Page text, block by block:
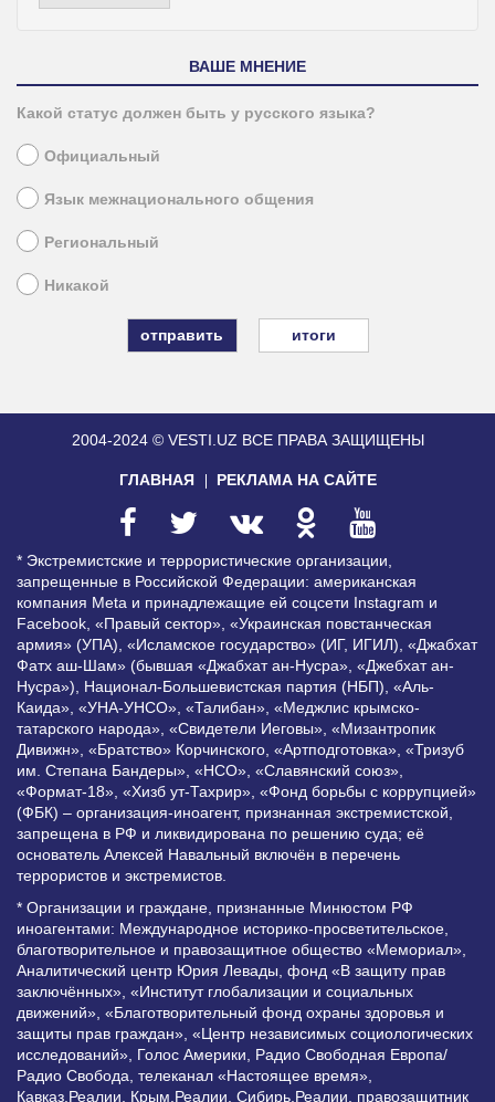
ВАШЕ МНЕНИЕ
Какой статус должен быть у русского языка?
Официальный
Язык межнационального общения
Региональный
Никакой
итоги
2004-2024 © VESTI.UZ ВСЕ ПРАВА ЗАЩИЩЕНЫ
ГЛАВНАЯ РЕКЛАМА НА САЙТЕ
* Экстремистские и террористические организации,
запрещенные в Российской Федерации: американская
компания Meta и принадлежащие ей соцсети Instagram и
Facebook, «Правый сектор», «Украинская повстанческая
армия» (УПА), «Исламское государство» (ИГ, ИГИЛ), «Джабхат
Фатх аш-Шам» (бывшая «Джабхат ан-Нусра», «Джебхат ан-
Нусра»), Национал-Большевистская партия (НБП), «Аль-
Каида», «УНА-УНСО», «Талибан», «Меджлис крымско-
татарского народа», «Свидетели Иеговы», «Мизантропик
Дивижн», «Братство» Корчинского, «Артподготовка», «Тризуб
им. Степана Бандеры», «НСО», «Славянский союз»,
«Формат-18», «Хизб ут-Тахрир», «Фонд борьбы с коррупцией»
(ФБК) – организация-иноагент, признанная экстремистской,
запрещена в РФ и ликвидирована по решению суда; её
основатель Алексей Навальный включён в перечень
террористов и экстремистов.
* Организации и граждане, признанные Минюстом РФ
иноагентами: Международное историко-просветительское,
благотворительное и правозащитное общество «Мемориал»,
Аналитический центр Юрия Левады, фонд «В защиту прав
заключённых», «Институт глобализации и социальных
движений», «Благотворительный фонд охраны здоровья и
защиты прав граждан», «Центр независимых социологических
исследований», Голос Америки, Радио Свободная Европа/
Радио Свобода, телеканал «Настоящее время»,
Кавказ.Реалии, Крым.Реалии, Сибирь.Реалии, правозащитник